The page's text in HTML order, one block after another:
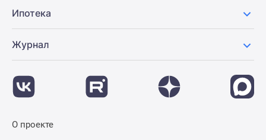
Ипотека
Журнал
О проекте